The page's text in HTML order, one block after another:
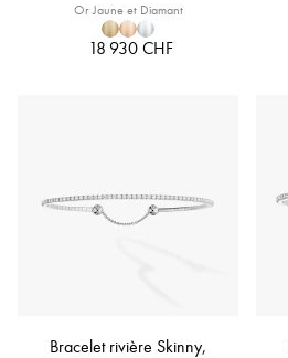
Or Jaune et Diamant
18 930 CHF
Bracelet rivière Skinny,